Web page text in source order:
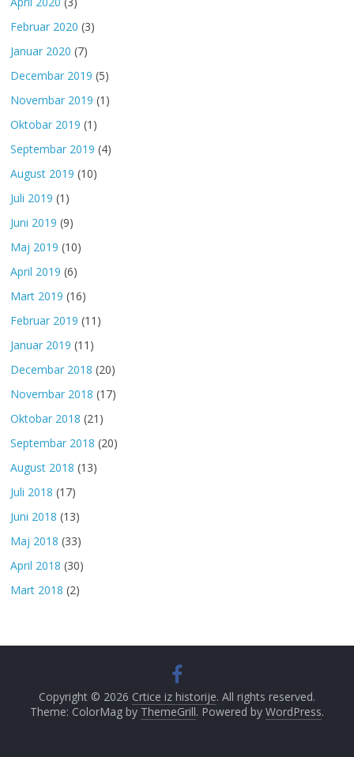
Februar 2020 (3)
Januar 2020 (7)
Decembar 2019 (5)
Novembar 2019 (1)
Oktobar 2019 (1)
Septembar 2019 (4)
August 2019 (10)
Juli 2019 (1)
Juni 2019 (9)
Maj 2019 (10)
April 2019 (6)
Mart 2019 (16)
Februar 2019 (11)
Januar 2019 (11)
Decembar 2018 (20)
Novembar 2018 (17)
Oktobar 2018 (21)
Septembar 2018 (20)
August 2018 (13)
Juli 2018 (17)
Juni 2018 (13)
Maj 2018 (33)
April 2018 (30)
Mart 2018 (2)
Copyright © 2026 Crtice iz historije. All rights reserved.
Theme: ColorMag by ThemeGrill. Powered by WordPress.